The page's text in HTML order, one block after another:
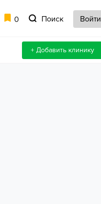
0 Поиск Войти
+ Добавить клинику